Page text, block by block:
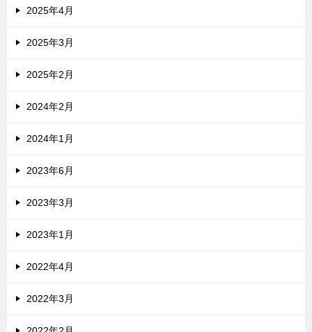
2025年4月
2025年3月
2025年2月
2024年2月
2024年1月
2023年6月
2023年3月
2023年1月
2022年4月
2022年3月